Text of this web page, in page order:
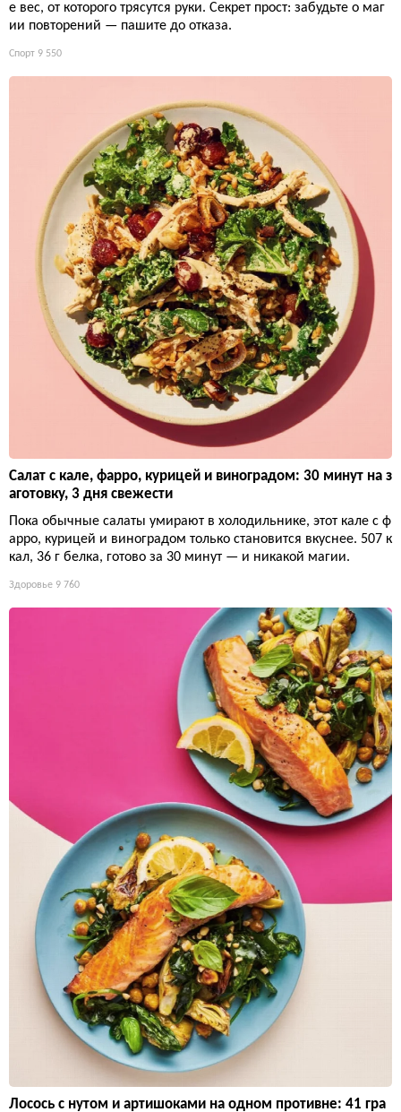
е вес, от которого трясутся руки. Секрет прост: забудьте о маг
ии повторений — пашите до отказа.
Спорт 9 550
Салат с кале, фарро, курицей и виноградом: 30 минут на з
аготовку, 3 дня свежести
Пока обычные салаты умирают в холодильнике, этот кале с ф
арро, курицей и виноградом только становится вкуснее. 507 к
кал, 36 г белка, готово за 30 минут — и никакой магии.
Здоровье 9 760
Лосось с нутом и артишоками на одном противне: 41 гра